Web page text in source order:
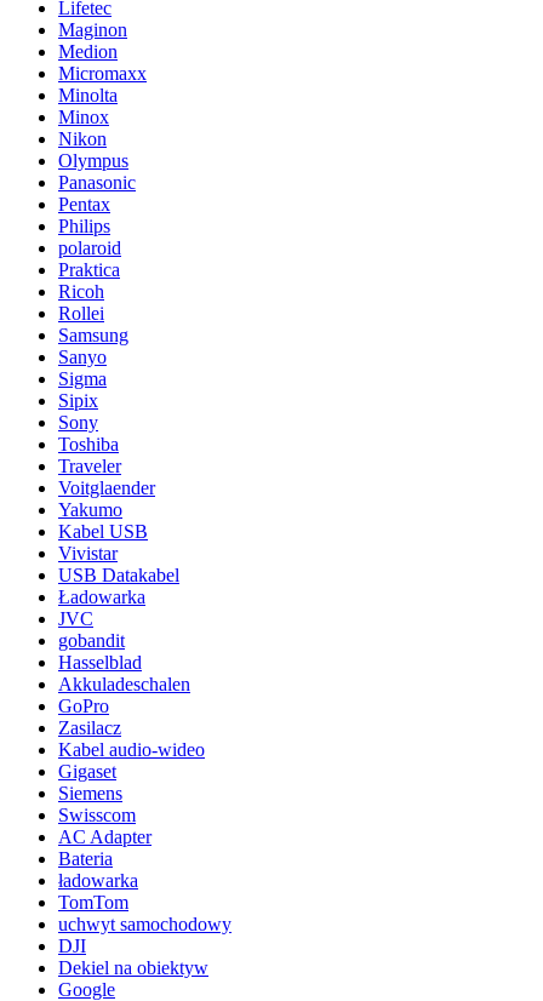
Lifetec
Maginon
Medion
Micromaxx
Minolta
Minox
Nikon
Olympus
Panasonic
Pentax
Philips
polaroid
Praktica
Ricoh
Rollei
Samsung
Sanyo
Sigma
Sipix
Sony
Toshiba
Traveler
Voitglaender
Yakumo
Kabel USB
Vivistar
USB Datakabel
Ładowarka
JVC
gobandit
Hasselblad
Akkuladeschalen
GoPro
Zasilacz
Kabel audio-wideo
Gigaset
Siemens
Swisscom
AC Adapter
Bateria
ładowarka
TomTom
uchwyt samochodowy
DJI
Dekiel na obiektyw
Google